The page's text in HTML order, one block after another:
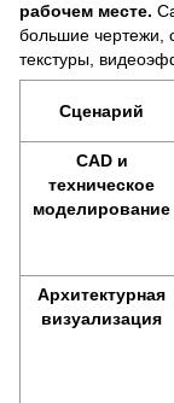
рабочем месте.
большие чертежи,
текстуры,
Сценарий
CAD и
техническое
моделирование
Архитектурная
визуализация